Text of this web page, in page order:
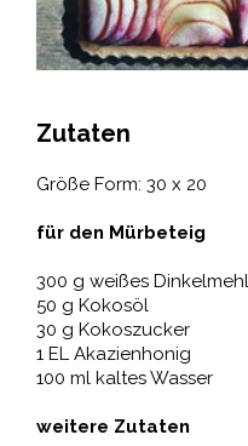
Zutaten
Größe Form: 30 x 20
für den Mürbeteig
300 g weißes Dinkelmehl
50 g Kokosöl
30 g Kokoszucker
1 EL Akazienhonig
100 ml kaltes Wasser
weitere Zutaten